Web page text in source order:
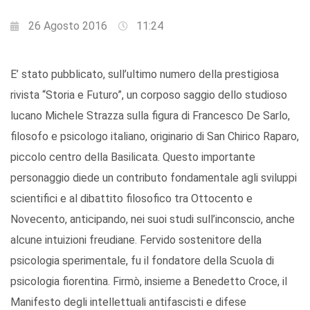
26 Agosto 2016 11:24
E’ stato pubblicato, sull’ultimo numero della prestigiosa
rivista “Storia e Futuro”, un corposo saggio dello studioso
lucano Michele Strazza sulla figura di Francesco De Sarlo,
filosofo e psicologo italiano, originario di San Chirico Raparo,
piccolo centro della Basilicata. Questo importante
personaggio diede un contributo fondamentale agli sviluppi
scientifici e al dibattito filosofico tra Ottocento e
Novecento, anticipando, nei suoi studi sull’inconscio, anche
alcune intuizioni freudiane. Fervido sostenitore della
psicologia sperimentale, fu il fondatore della Scuola di
psicologia fiorentina. Firmò, insieme a Benedetto Croce, il
Manifesto degli intellettuali antifascisti e difese